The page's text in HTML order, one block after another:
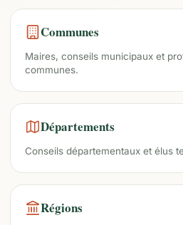
Communes
Maires, conseils municipaux et
communes.
Départements
Conseils départementaux et élus
Régions